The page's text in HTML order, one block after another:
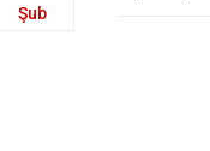
Şub